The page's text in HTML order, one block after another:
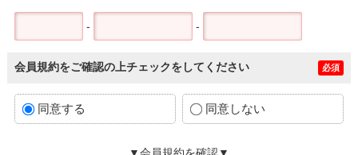
- -
会員規約をご確認の上チェックをしてください 必須
同意する 同意しない
▼会員規約を確認▼